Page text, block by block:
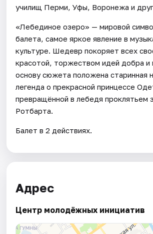
училищ Перми, Уфы, Воронежа и
«Лебединое озеро» — мировой
балета, самое яркое явление в
культуре. Шедевр покоряет всех
красотой, торжеством идей добра и
основу сюжета положена старинная
легенда о прекрасной принцессе
превращённой в лебедя проклятьем
Ротбарта.
Балет в 2 действиях.
Адрес
Центр молодёжных инициатив